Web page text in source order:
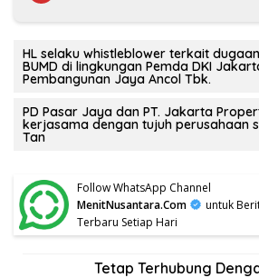
HL selaku whistleblower terkait
BUMD di lingkungan Pemda DKI
Pembangunan Jaya Ancol Tbk.
PD Pasar Jaya dan PT. Jakarta
kerjasama dengan tujuh perusahaan
Tan
Follow WhatsApp Channel
MenitNusantara.Com
untuk
Terbaru Setiap Hari
Tetap Terhubung